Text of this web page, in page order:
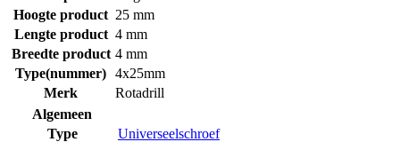
Hoogte product 25 mm
Lengte product 4 mm
Breedte product 4 mm
Type(nummer) 4x25mm
Merk
Rotadrill
Algemeen
Type
Universeelschroef